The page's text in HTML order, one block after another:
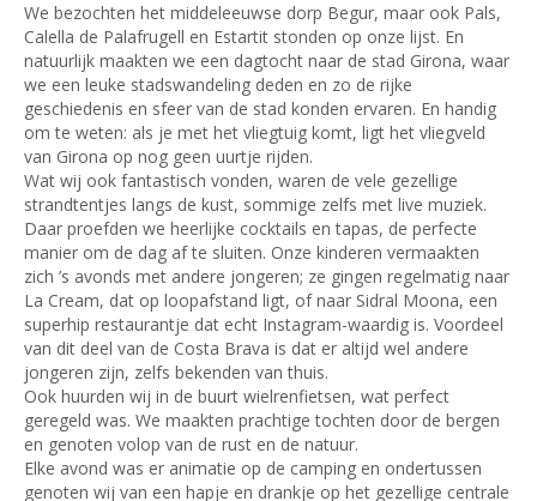
We bezochten het middeleeuwse dorp Begur, maar ook Pals,
Calella de Palafrugell en Estartit stonden op onze lijst. En
natuurlijk maakten we een dagtocht naar de stad Girona, waar
we een leuke stadswandeling deden en zo de rijke
geschiedenis en sfeer van de stad konden ervaren. En handig
om te weten: als je met het vliegtuig komt, ligt het vliegveld
van Girona op nog geen uurtje rijden.
Wat wij ook fantastisch vonden, waren de vele gezellige
strandtentjes langs de kust, sommige zelfs met live muziek.
Daar proefden we heerlijke cocktails en tapas, de perfecte
manier om de dag af te sluiten. Onze kinderen vermaakten
zich ’s avonds met andere jongeren; ze gingen regelmatig naar
La Cream, dat op loopafstand ligt, of naar Sidral Moona, een
superhip restaurantje dat echt Instagram-waardig is. Voordeel
van dit deel van de Costa Brava is dat er altijd wel andere
jongeren zijn, zelfs bekenden van thuis.
Ook huurden wij in de buurt wielrenfietsen, wat perfect
geregeld was. We maakten prachtige tochten door de bergen
en genoten volop van de rust en de natuur.
Elke avond was er animatie op de camping en ondertussen
genoten wij van een hapje en drankje op het gezellige centrale